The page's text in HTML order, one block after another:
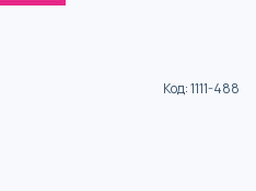
Код:1111-488